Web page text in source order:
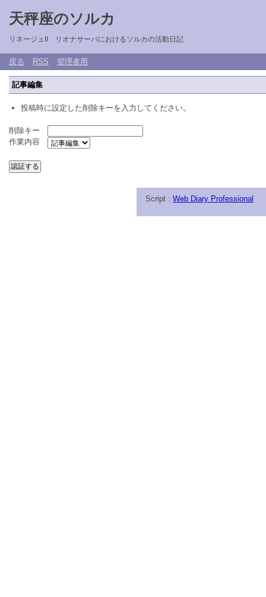
天秤座のソルカ
リネージュII リオナサーバにおけるソルカの活動日記
戻る RSS 管理者用
記事編集
投稿時に設定した削除キーを入力してください。
削除キー
作業内容
Script : Web Diary Professional